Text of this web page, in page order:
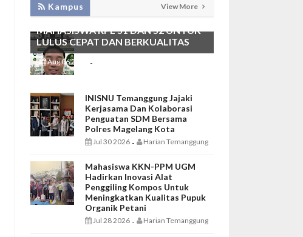
Kampus View More
LAKUKAN BIMTEK RPL, INISNU
TEMANGGUNG SIAP FASILITASI
MAHASISWA RPL S1 DAN S2 UNTUK
LULUS CEPAT DAN BERKUALITAS
Aug 06 2026 -
INISNU Temanggung Jajaki
Kerjasama Dan Kolaborasi
Penguatan SDM Bersama
Polres Magelang Kota
Jul 30 2026 - Harian Temanggung
Mahasiswa KKN-PPM UGM
Hadirkan Inovasi Alat
Penggiling Kompos Untuk
Meningkatkan Kualitas Pupuk
Organik Petani
Jul 28 2026 - Harian Temanggung